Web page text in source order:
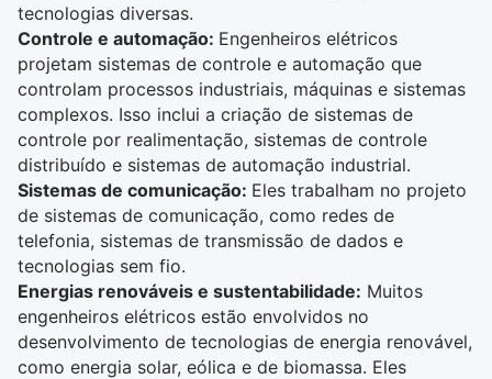
tecnologias diversas.
Controle e automação: Engenheiros elétricos
projetam sistemas de controle e automação que
controlam processos industriais, máquinas e sistemas
complexos. Isso inclui a criação de sistemas de
controle por realimentação, sistemas de controle
distribuído e sistemas de automação industrial.
Sistemas de comunicação: Eles trabalham no projeto
de sistemas de comunicação, como redes de
telefonia, sistemas de transmissão de dados e
tecnologias sem fio.
Energias renováveis e sustentabilidade: Muitos
engenheiros elétricos estão envolvidos no
desenvolvimento de tecnologias de energia renovável,
como energia solar, eólica e de biomassa. Eles